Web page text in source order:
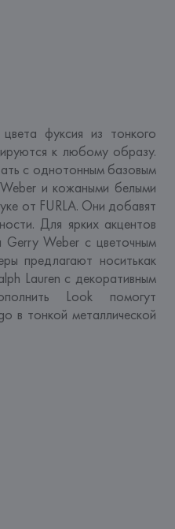
фуксия из тонкого
к любому образу.
с однотонным базовым
и кожаными белыми
от FURLA. Они добавят
Для ярких акцентов
Gerry Weber с цветочным
предлагают носитькак
Lauren с декоративным
Look помогут
в тонкой металлической